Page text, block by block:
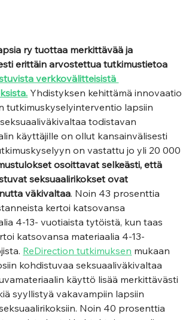
ry tuottaa merkittävää ja
erittäin arvostettua tutkimustietoa
verkkovälitteisistä
Yhdistyksen kehittämä innovaatio
tutkimuskyselyinterventio lapsiin
todistavan
käyttäjille on ollut kansainvälisesti
on vastattu jo yli 20 000
osoittavat selkeästi, että
seksuaalirikokset ovat
väkivaltaa. Noin 43 prosenttia
kertoi katsovansa
4-13- vuotiaista tytöistä, kun taas
katsovansa materiaalia 4-13-
ReDirection tutkimuksen mukaan
kohdistuvaa seksuaaliväkivaltaa
käyttö lisää merkittävästi
syyllistyä vakavampiin lapsiin
Noin 40 prosenttia